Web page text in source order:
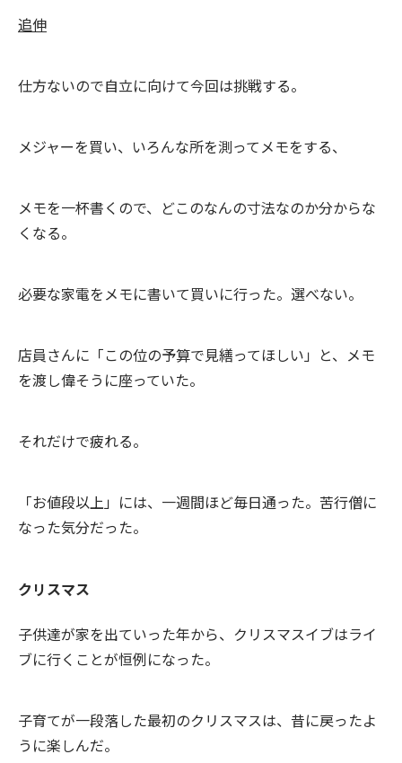
追伸
仕方ないので自立に向けて今回は挑戦する。
メジャーを買い、いろんな所を測ってメモをする、
メモを一杯書くので、どこのなんの寸法なのか分からな
くなる。
必要な家電をメモに書いて買いに行った。選べない。
店員さんに「この位の予算で見繕ってほしい」と、メモ
を渡し偉そうに座っていた。
それだけで疲れる。
「お値段以上」には、一週間ほど毎日通った。苦行僧に
なった気分だった。
クリスマス
子供達が家を出ていった年から、クリスマスイブはライ
ブに行くことが恒例になった。
子育てが一段落した最初のクリスマスは、昔に戻ったよ
うに楽しんだ。